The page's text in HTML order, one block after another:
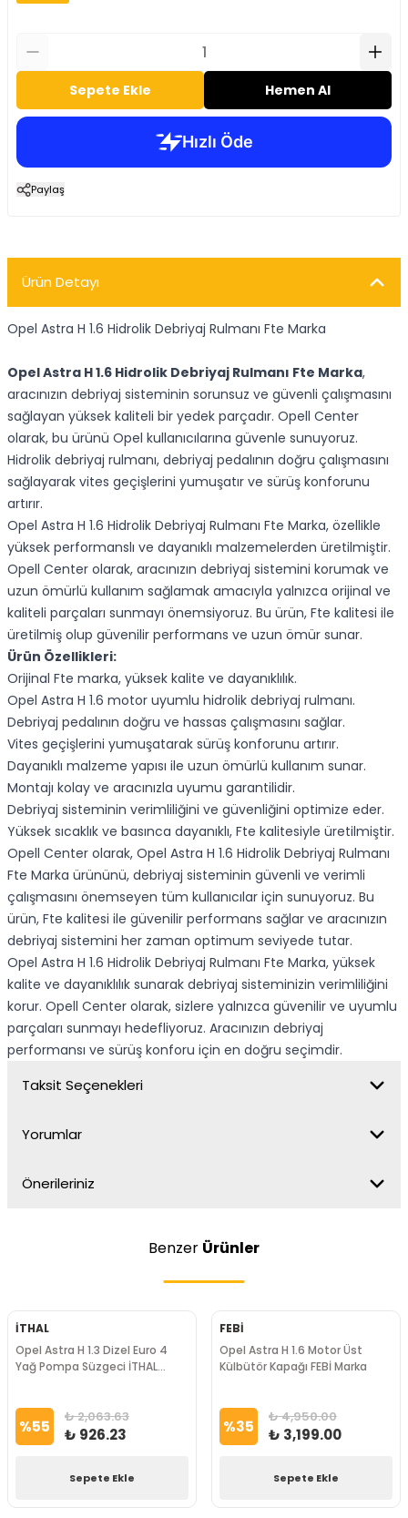
Sepete Ekle Hemen Al
Paylaş
Ürün Detayı
Opel Astra H 1.6 Hidrolik Debriyaj Rulmanı Fte Marka
Opel Astra H 1.6 Hidrolik Debriyaj Rulmanı Fte Marka,
aracınızın debriyaj sisteminin sorunsuz ve güvenli çalışmasını
sağlayan yüksek kaliteli bir yedek parçadır. Opell Center
olarak, bu ürünü Opel kullanıcılarına güvenle sunuyoruz.
Hidrolik debriyaj rulmanı, debriyaj pedalının doğru çalışmasını
sağlayarak vites geçişlerini yumuşatır ve sürüş konforunu
artırır.
Opel Astra H 1.6 Hidrolik Debriyaj Rulmanı Fte Marka, özellikle
yüksek performanslı ve dayanıklı malzemelerden üretilmiştir.
Opell Center olarak, aracınızın debriyaj sistemini korumak ve
uzun ömürlü kullanım sağlamak amacıyla yalnızca orijinal ve
kaliteli parçaları sunmayı önemsiyoruz. Bu ürün, Fte kalitesi ile
üretilmiş olup güvenilir performans ve uzun ömür sunar.
Ürün Özellikleri:
Orijinal Fte marka, yüksek kalite ve dayanıklılık.
Opel Astra H 1.6 motor uyumlu hidrolik debriyaj rulmanı.
Debriyaj pedalının doğru ve hassas çalışmasını sağlar.
Vites geçişlerini yumuşatarak sürüş konforunu artırır.
Dayanıklı malzeme yapısı ile uzun ömürlü kullanım sunar.
Montajı kolay ve aracınızla uyumu garantilidir.
Debriyaj sisteminin verimliliğini ve güvenliğini optimize eder.
Yüksek sıcaklık ve basınca dayanıklı, Fte kalitesiyle üretilmiştir.
Opell Center olarak, Opel Astra H 1.6 Hidrolik Debriyaj Rulmanı
Fte Marka ürününü, debriyaj sisteminin güvenli ve verimli
çalışmasını önemseyen tüm kullanıcılar için sunuyoruz. Bu
ürün, Fte kalitesi ile güvenilir performans sağlar ve aracınızın
debriyaj sistemini her zaman optimum seviyede tutar.
Opel Astra H 1.6 Hidrolik Debriyaj Rulmanı Fte Marka, yüksek
kalite ve dayanıklılık sunarak debriyaj sisteminizin verimliliğini
korur. Opell Center olarak, sizlere yalnızca güvenilir ve uyumlu
parçaları sunmayı hedefliyoruz. Aracınızın debriyaj
performansı ve sürüş konforu için en doğru seçimdir.
Taksit Seçenekleri
Yorumlar
Önerileriniz
Benzer Ürünler
İTHAL
Opel Astra H 1.3 Dizel Euro 4
Yağ Pompa Süzgeci İTHAL
%55 ₺ 2,063.63
₺ 926.23
Sepete Ekle
FEBİ
Opel Astra H 1.6 Motor Üst
Külbütör Kapağı FEBİ Marka
%35 ₺ 4,950.00
₺ 3,199.00
Sepete Ekle